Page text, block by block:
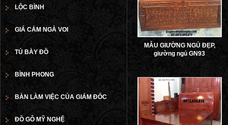
MẪU GIƯỜNG NGỦ ĐẸP,
giường ngủ GN93
LỘC BÌNH
GIÁ CẮM NGÀ VOI
TỦ BÀY ĐỒ
BÌNH PHONG
BÀN LÀM VIỆC CỦA GIÁM ĐỐC
ĐỒ GỖ MỸ NGHỆ